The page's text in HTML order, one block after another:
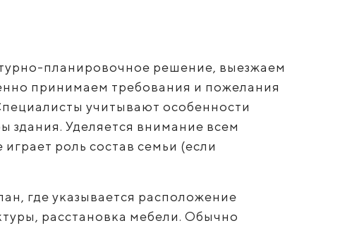
планировочное решение, выезжаем
принимаем требования и пожелания
учитывают особенности
здания. Уделяется внимание всем
роль состав семьи (если
где указывается расположение
расстановка мебели. Обычно